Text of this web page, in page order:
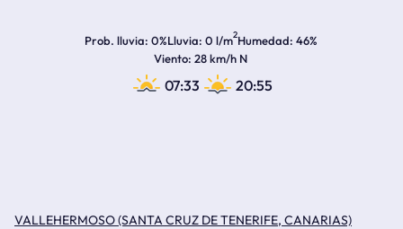
Prob. lluvia 0%Lluvia 0 l/m2Humedad 46%
Viento 28 km/h N
07:33 20:55
VALLEHERMOSO (SANTA CRUZ DE TENERIFE, CANARIAS)